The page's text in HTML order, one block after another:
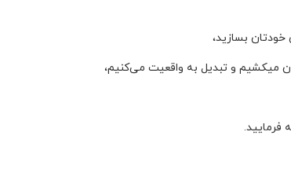
بسازید،
میکشیم و تبدیل به واقعیت می‌کنیم،
فرمایید.